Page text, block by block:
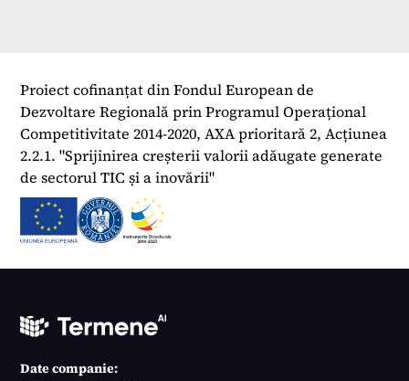
Proiect cofinanțat din Fondul European de
Dezvoltare Regională prin Programul Operațional
Competitivitate 2014-2020, AXA prioritară 2, Acțiunea
2.2.1. "Sprijinirea creșterii valorii adăugate generate
de sectorul TIC și a inovării"
Date companie: